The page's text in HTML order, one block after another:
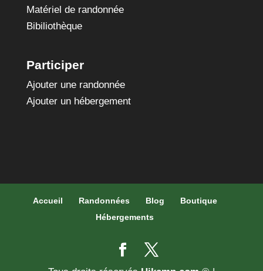
Matériel de randonnée
Bibiliothèque
Participer
Ajouter une randonnée
Ajouter un hébergement
Accueil Randonnées Blog
Boutique
Hébergements